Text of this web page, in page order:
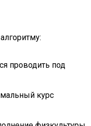
проводить под
курс